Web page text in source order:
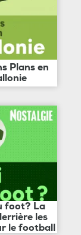
Plans en
foot? La
les
le football